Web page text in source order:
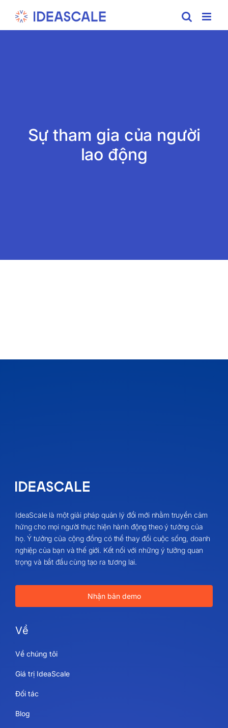
Sự tham gia của người
lao động
IdeaScale là một giải pháp quản lý đổi mới nhằm truyền cảm
hứng cho mọi người thực hiện hành động theo ý tưởng của
họ. Ý tưởng của cộng đồng có thể thay đổi cuộc sống, doanh
nghiệp của bạn và thế giới. Kết nối với những ý tưởng quan
trọng và bắt đầu cùng tạo ra tương lai.
Nhận bản demo
Về
Về chúng tôi
Giá trị IdeaScale
Đối tác
Blog